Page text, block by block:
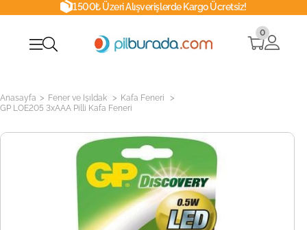
1500₺ Üzeri Alışverişlerde Kargo Ücretsiz!
0
Anasayfa > Fener ve Işıldak > Kafa Feneri >
GP LOE205 3xAAA Pilli Kafa Feneri